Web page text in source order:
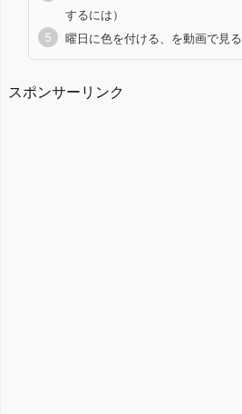
するには）
曜日に色を付ける、を動画で見る
スポンサーリンク